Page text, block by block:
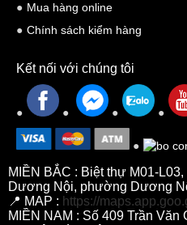
Nhờ khả năng tái tạo âm thanh
trong nhiều môi trường:
Hội trường và Nhà hát:Tái
chi tiết.
Nhà hàng, Bar & Pub cao
mạnh mẽ nhưng không gây
Nhà thờ và các địa điểm
Mua hàng online
Chính sách kiểm hàng
Kết nối với chúng tôi
MIỀN BẮC : Biệt thự M01-
Dương Nội, phường Dương
📍 MAP : https://
MIỀN NAM : Số 409 Trần